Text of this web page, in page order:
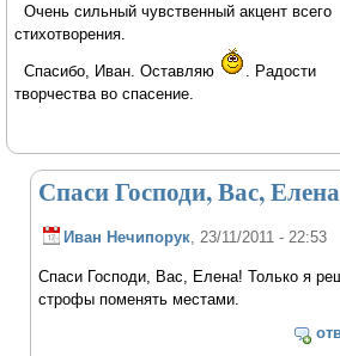
Очень сильный чувственный акцент всего
стихотворения.
Спасибо, Иван. Оставляю
. Радости
творчества во спасение.
Спаси Господи, Вас,
Иван Нечипорук , 23/11/2011 - 22:53
Спаси Господи, Вас, Елена! Только я
строфы поменять местами.